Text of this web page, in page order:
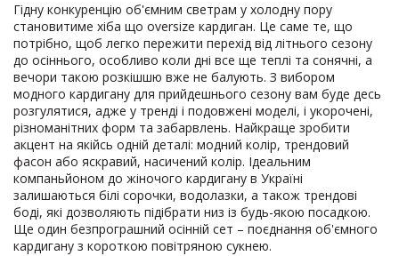
Гідну конкуренцію об'ємним светрам у холодну пору
становитиме хіба що oversize кардиган. Це саме те, що
потрібно, щоб легко пережити перехід від літнього сезону
до осіннього, особливо коли дні все ще теплі та сонячні, а
вечори такою розкішшю вже не балують. З вибором
модного кардигану для прийдешнього сезону вам буде десь
розгулятися, адже у тренді і подовжені моделі, і укорочені,
різноманітних форм та забарвлень. Найкраще зробити
акцент на якійсь одній деталі: модний колір, трендовий
фасон або яскравий, насичений колір. Ідеальним
компаньйоном до жіночого кардигану в Україні
залишаються білі сорочки, водолазки, а також трендові
боді, які дозволяють підібрати низ із будь-якою посадкою.
Ще один безпрограшний осінній сет – поєднання об'ємного
кардигану з короткою повітряною сукнею.